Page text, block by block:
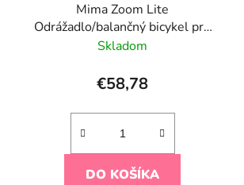
Mima Zoom Lite
Odrážadlo/balančný bicykel pre
deti, biela/ťavia
Skladom
€58,78
DO KOŠÍKA